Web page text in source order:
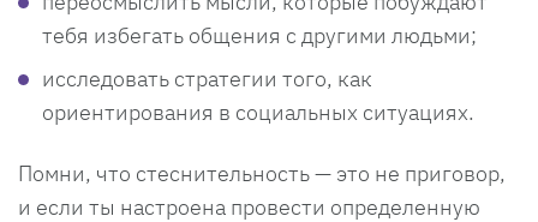
тебя избегать общения с другими людьми;
исследовать стратегии того, как
ориентирования в социальных ситуациях.
Помни, что стеснительность — это не приговор,
и если ты настроена провести определенную